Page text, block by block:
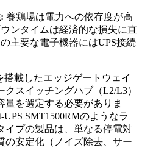
養鶏場は電力への依存度が高
ンタイムは経済的な損失に直
主要な電子機器にはUPS接続
搭載したエッジゲートウェイ
スイッチングハブ（L2/L3）
量を選定する必要がありま
SMT1500RMのようなラ
イプの製品は、単なる停電対
の安定化（ノイズ除去、サー